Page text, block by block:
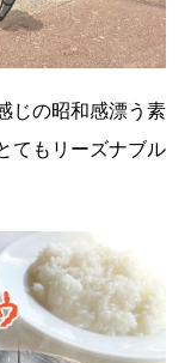
じの昭和感漂う素
てもリーズナブル